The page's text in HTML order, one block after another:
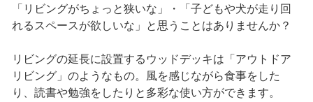
「リビングがちょっと狭いな」・「子どもや犬が走り回
れるスペースが欲しいな」と思うことはありませんか？
リビングの延長に設置するウッドデッキは「アウトドア
リビング」のようなもの。風を感じながら食事をした
り、読書や勉強をしたりと多彩な使い方ができます。